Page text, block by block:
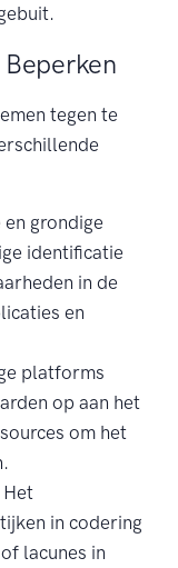
tegen te
en grondige
identificatie
in de
en
platforms
op aan het
om het
Het
in codering
lacunes in